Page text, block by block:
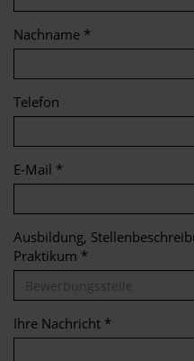
Nachname *
Telefon
E-Mail *
Ausbildung,
Praktikum *
Ihre Nachricht *